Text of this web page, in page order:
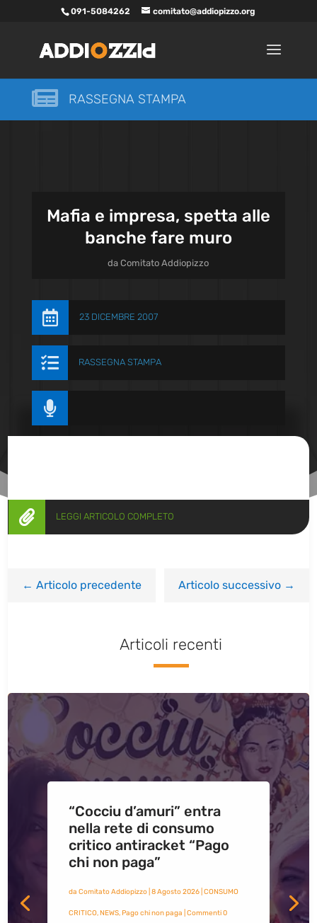
091-5084262 comitato@addiopizzo.org
 RASSEGNA STAMPA
Mafia e impresa, spetta alle
banche fare muro
daComitato Addiopizzo
 23 DICEMBRE 2007
 RASSEGNA STAMPA

 LEGGI ARTICOLO COMPLETO
←Articolo precedente Articolo successivo→
Articoli recenti
“Cocciu d’amuri” entra
nella rete di consumo
critico antiracket “Pago
chi non paga”
da Comitato Addiopizzo| 8 Agosto 2026| CONSUMO
CRITICO,NEWS,Pago chi non paga | Commenti 0